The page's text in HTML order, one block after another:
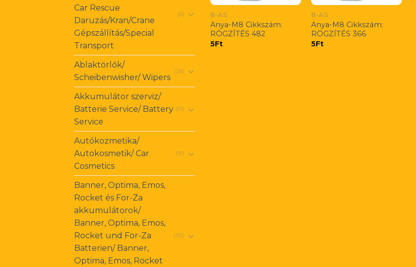
Car Rescue
Daruzás/Kran/Crane
Gépszállítás/Special
Transport
(6)
Ablaktörlők/
Scheibenwisher/ Wipers
(26)
Akkumulátor szerviz/
Batterie Service/ Battery
Service
(61)
Autókozmetika/
Autokosmetik/ Car
Cosmetics
(10)
Banner, Optima, Emos,
Rocket és For-Za
akkumulátorok/
Banner, Optima, Emos,
Rocket und For-Za
Batterien/ Banner,
Optima, Emos, Rocket
(115)
8-AS
Anya-M8 Cikkszám:
RÖGZÍTÉS 482
5Ft
8-AS
Anya-M8 Cikkszám:
RÖGZÍTÉS 366
5Ft